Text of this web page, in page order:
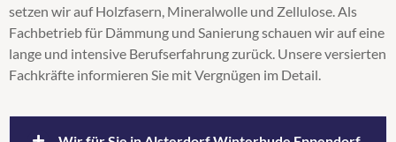
setzen wir auf Holzfasern, Mineralwolle und Zellulose. Als
Fachbetrieb für Dämmung und Sanierung schauen wir auf eine
lange und intensive Berufserfahrung zurück. Unsere versierten
Fachkräfte informieren Sie mit Vergnügen im Detail.